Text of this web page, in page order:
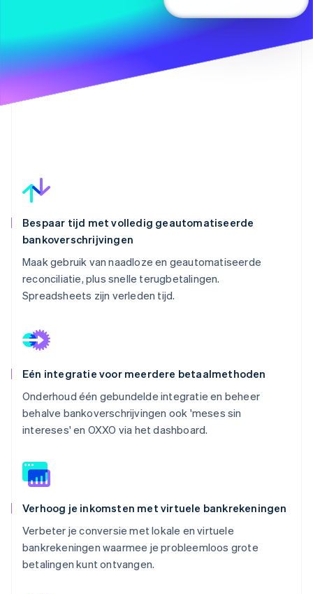
Bespaar tijd met volledig geautomatiseerde
bankoverschrijvingen
Maak gebruik van naadloze en geautomatiseerde
reconciliatie, plus snelle terugbetalingen.
Spreadsheets zijn verleden tijd.
Eén integratie voor meerdere betaalmethoden
Onderhoud één gebundelde integratie en beheer
behalve bankoverschrijvingen ook 'meses sin
intereses' en OXXO via het dashboard.
Verhoog je inkomsten met virtuele bankrekeningen
Verbeter je conversie met lokale en virtuele
bankrekeningen waarmee je probleemloos grote
betalingen kunt ontvangen.